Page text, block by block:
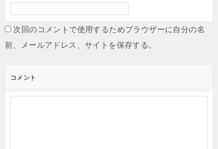
次回のコメントで使用するためブラウザーに自分の名
前、メールアドレス、サイトを保存する。
コメント